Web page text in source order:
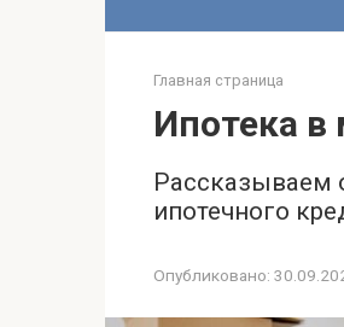
Главная страница
Ипотека в
Рассказываем
ипотечного
Опубликовано: